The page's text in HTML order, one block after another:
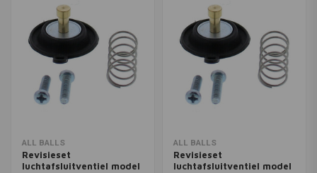
ALL BALLS
Revisieset
luchtafsluitventiel model
ALL BALLS
Revisieset
luchtafsluitventiel model